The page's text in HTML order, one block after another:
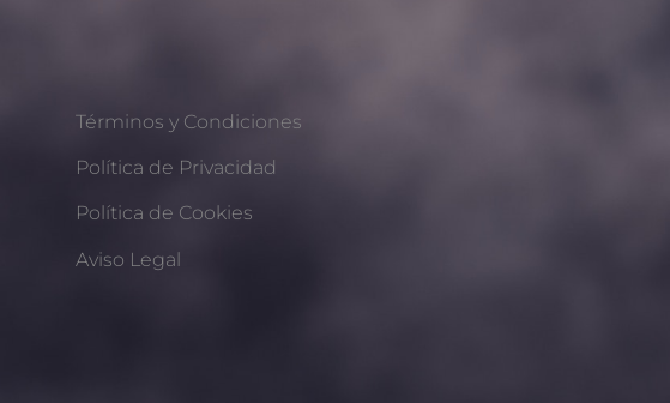
Términos y Condiciones
Política de Privacidad
Política de Cookies
Aviso Legal